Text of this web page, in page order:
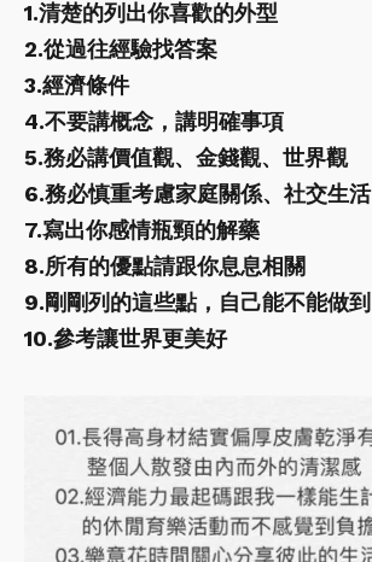
1.清楚的列出你喜歡的外型
2.從過往經驗找答案
3.經濟條件
4.不要講概念，講明確事項
5.務必講價值觀、金錢觀、世界觀
6.務必慎重考慮家庭關係、社交生活
7.寫出你感情瓶頸的解藥
8.所有的優點請跟你息息相關
9.剛剛列的這些點，自己能不能做到
10.參考讓世界更美好